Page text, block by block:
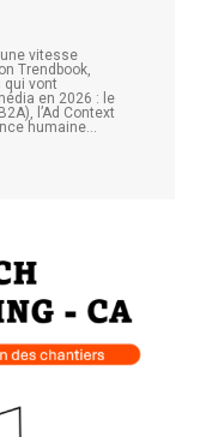
vitesse
Trendbook,
qui vont
en 2026 : le
l’Ad Context
humaine…